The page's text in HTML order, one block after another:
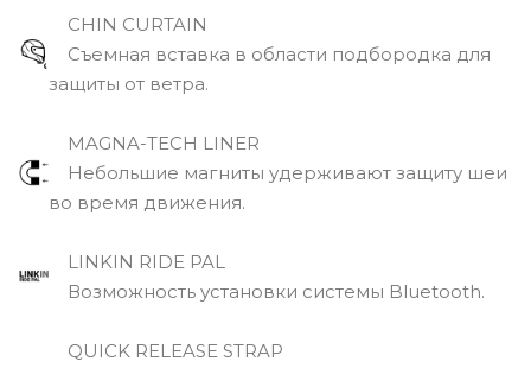
CHIN CURTAIN
Съемная вставка в области подбородка для
защиты от ветра.
MAGNA-TECH LINER
Небольшие магниты удерживают защиту шеи
во время движения.
LINKIN RIDE PAL
Возможность установки системы Bluetooth.
QUICK RELEASE STRAP